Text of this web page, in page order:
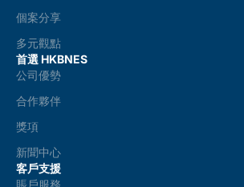
個案分享
多元觀點
首選 HKBNES
公司優勢
合作夥伴
獎項
新聞中心
客戶支援
賬戶服務